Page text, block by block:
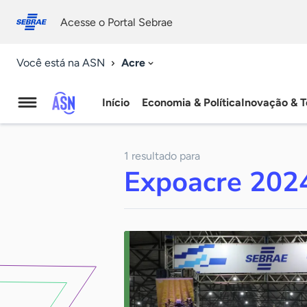
conosco
Acesse o Portal Sebrae
Você está na ASN Acre
Agência
Notícias
Início Economia & PolíticaInovação &
1 resultado para
Expoacre